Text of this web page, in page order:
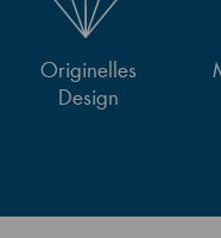
Originelles
Design